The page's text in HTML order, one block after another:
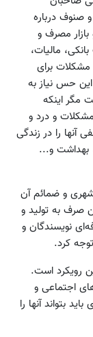
صنوف درباره
مصرف و
مالیات،
برای
حس نیاز به
مگر اینکه
و درد و
آنها را در زندگی
بهداشت و...
و ضمائم آن
صرف به تولید و
نویسندگان و
کرد.
رویکرد است.
اجتماعی و
بتواند آنها را